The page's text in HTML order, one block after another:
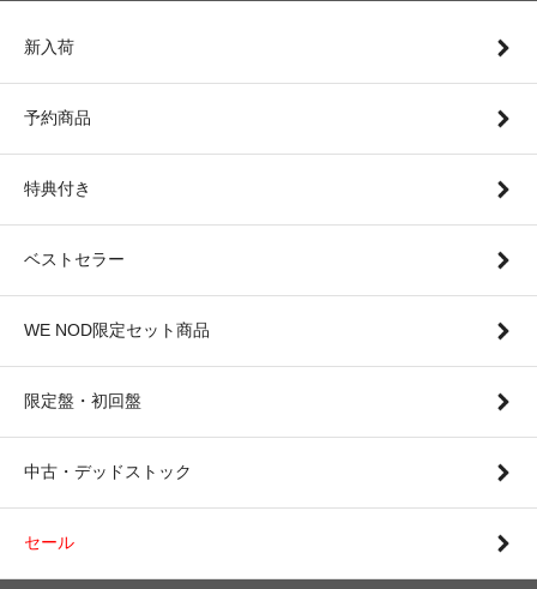
新入荷
予約商品
特典付き
ベストセラー
WE NOD限定セット商品
限定盤・初回盤
中古・デッドストック
セール